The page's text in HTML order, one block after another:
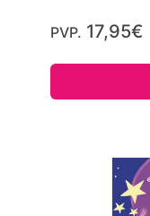
PVP. 17,95€